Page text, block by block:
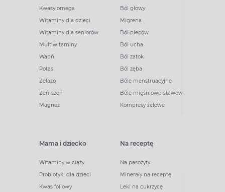
Kwasy omega
Witaminy dla dzieci
Witaminy dla seniorów
Multiwitaminy
Wapń
Potas
Żelazo
Żeń-szeń
Magnez
Ból głowy
Migrena
Ból pleców
Ból ucha
Ból zatok
Ból zęba
Bóle menstruacyjne
Bóle mięśniowo-stawowe
Kompresy żelowe
Mama i dziecko
Witaminy w ciąży
Probiotyki dla dzieci
Kwas foliowy
Na receptę
Na pasożyty
Minerały na receptę
Leki na cukrzycę